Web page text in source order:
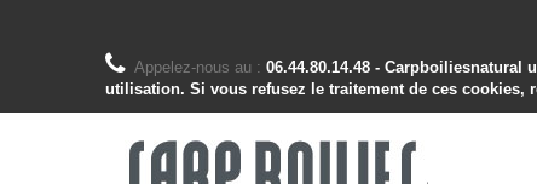
Appelez-nous au : 06.44.80.14.48 -
utilisation. Si vous refusez le traitement de ces cookies,